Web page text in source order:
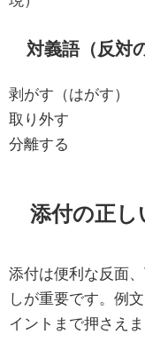
対義語（反対
剥がす（はがす）
取り外す
分離する
添付の正し
添付は便利な反面
しが重要です。例
イントまで押さえま